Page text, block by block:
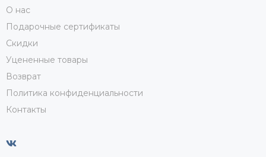
О нас
Подарочные сертификаты
Скидки
Уцененные товары
Возврат
Политика конфиденциальности
Контакты